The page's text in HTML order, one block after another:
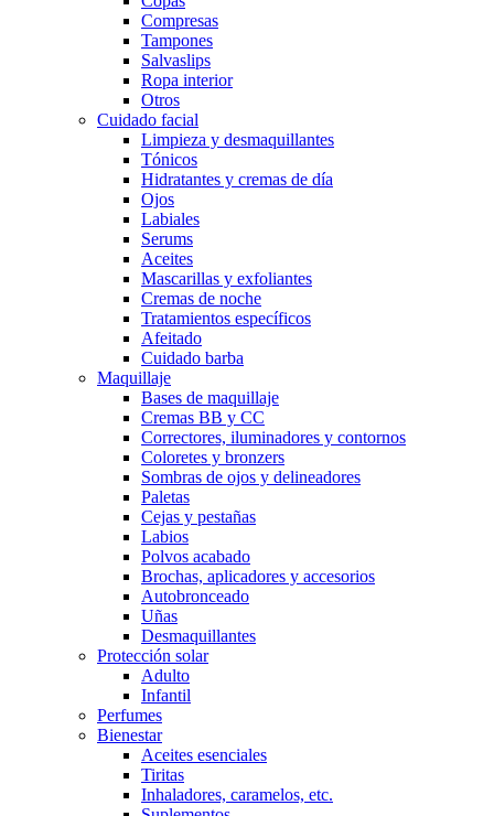
Compresas
Tampones
Salvaslips
Ropa interior
Otros
Cuidado facial
Limpieza y desmaquillantes
Tónicos
Hidratantes y cremas de día
Ojos
Labiales
Serums
Aceites
Mascarillas y exfoliantes
Cremas de noche
Tratamientos específicos
Afeitado
Cuidado barba
Maquillaje
Bases de maquillaje
Cremas BB y CC
Correctores, iluminadores y contornos
Coloretes y bronzers
Sombras de ojos y delineadores
Paletas
Cejas y pestañas
Labios
Polvos acabado
Brochas, aplicadores y accesorios
Autobronceado
Uñas
Desmaquillantes
Protección solar
Adulto
Infantil
Perfumes
Bienestar
Aceites esenciales
Tiritas
Inhaladores, caramelos, etc.